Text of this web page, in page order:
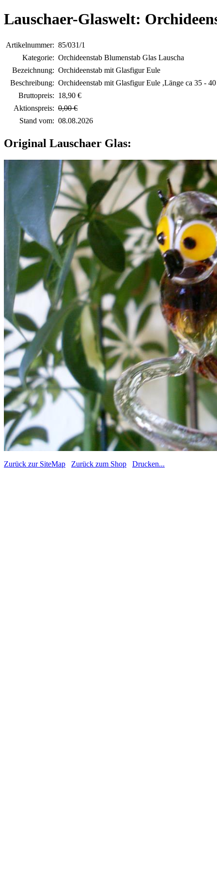
Lauschaer-Glaswelt:
Artikelnummer: 85/031/1
Kategorie: Orchideenstab Blumenstab Glas Lauscha
Bezeichnung: Orchideenstab mit Glasfigur Eule
Beschreibung: Orchideenstab mit Glasfigur Eule ,Länge ca 35 -
Bruttopreis: 18,90 €
Aktionspreis: 0,00 €
Stand vom: 08.08.2026
Original Lauschaer Glas:
Zurück zur SiteMap Zurück zum Shop Drucken...